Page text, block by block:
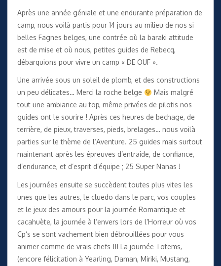
Après une année géniale et une endurante préparation de
camp, nous voilà partis pour 14 jours au milieu de nos si
belles Fagnes belges, une contrée où la baraki attitude
est de mise et où nous, petites guides de Rebecq,
débarquions pour vivre un camp « DE OUF ».
Une arrivée sous un soleil de plomb, et des constructions
un peu délicates… Merci la roche belge
Mais malgré
tout une ambiance au top, même privées de pilotis nos
guides ont le sourire ! Après ces heures de bechage, de
terrière, de pieux, traverses, pieds, brelages… nous voilà
parties sur le thème de l’Aventure. 25 guides mais surtout
maintenant après les épreuves d’entraide, de confiance,
d’endurance, et d’esprit d’équipe ; 25 Super Nanas !
Les journées ensuite se succèdent toutes plus vites les
unes que les autres, le cluedo dans le parc, vos couples
et le jeux des amours pour la journée Romantique et
cacahuète, la journée à l’envers lors de l’Horreur où vos
Cp’s se sont vachement bien débrouillées pour vous
animer comme de vrais chefs !!! La journée Totems,
(encore félicitation à Yearling, Daman, Miriki, Mustang,